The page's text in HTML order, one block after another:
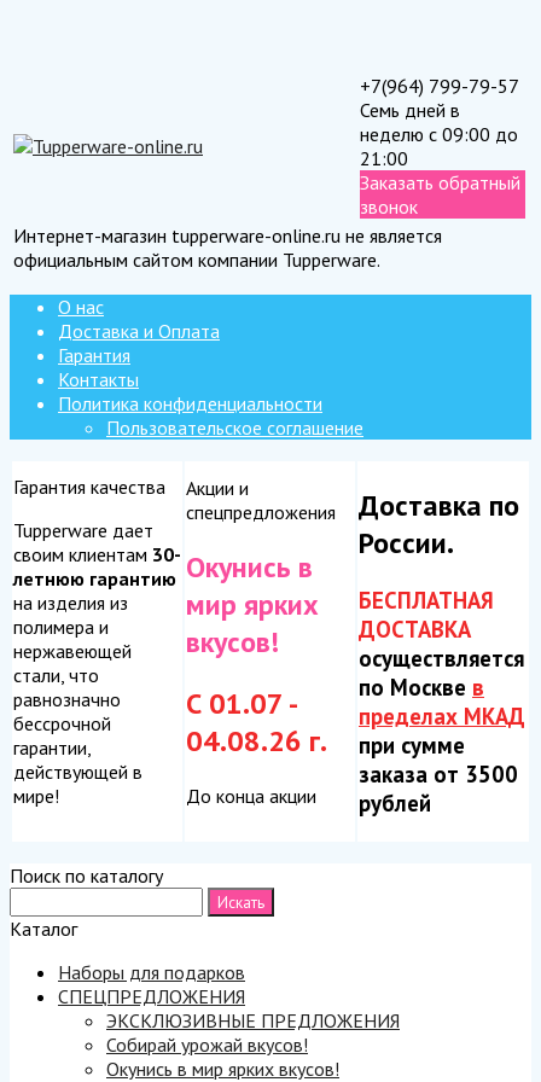
+7(964) 799-79-57
Семь дней в
неделю с 09:00 до
21:00
Заказать обратный
звонок
Интернет-магазин tupperware-online.ru не является
официальным сайтом компании Tupperware.
О нас
Доставка и Оплата
Гарантия
Контакты
Политика конфиденциальности
Пользовательское соглашение
Гарантия качества
Tupperware дает
своим клиентам 30-
летнюю гарантию
на изделия из
полимера и
нержавеющей
стали, что
равнозначно
бессрочной
гарантии,
действующей в
мире!
Акции и
спецпредложения
Окунись в
мир ярких
вкусов!
С 01.07 -
04.08.26 г.
До конца акции
Доставка по
России.
БЕСПЛАТНАЯ
ДОСТАВКА
осуществляется
по Москве в
пределах МКАД
при сумме
заказа от 3500
рублей
Поиск по каталогу
Каталог
Наборы для подарков
СПЕЦПРЕДЛОЖЕНИЯ
ЭКСКЛЮЗИВНЫЕ ПРЕДЛОЖЕНИЯ
Собирай урожай вкусов!
Окунись в мир ярких вкусов!